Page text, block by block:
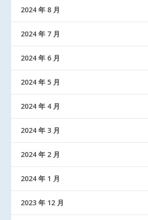
2024 年 8 月
2024 年 7 月
2024 年 6 月
2024 年 5 月
2024 年 4 月
2024 年 3 月
2024 年 2 月
2024 年 1 月
2023 年 12 月